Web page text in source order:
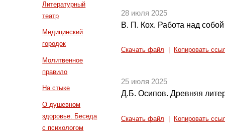
Литературный
театр
Медицинский
городок
Молитвенное
правило
На стыке
О душевном
здоровье. Беседа
с психологом
28 июля 2025
В. П. Кох. Работа над собой
Скачать файл Копировать
25 июля 2025
Д.Б. Осипов. Древняя
Скачать файл Копировать